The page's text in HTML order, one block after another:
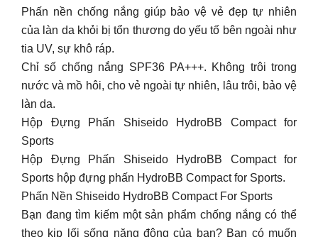
Phấn nền chống nắng giúp bảo vệ vẻ đẹp tự nhiên
của làn da khỏi bị tổn thương do yếu tố bên ngoài như
tia UV, sự khô ráp.
Chỉ số chống nắng SPF36 PA+++. Không trôi trong
nước và mồ hôi, cho vẻ ngoài tự nhiên, lâu trôi, bảo vệ
làn da.
Hộp Đựng Phấn Shiseido HydroBB Compact for
Sports
Hộp Đựng Phấn Shiseido HydroBB Compact for
Sports hộp đựng phấn HydroBB Compact for Sports.
Phấn Nền Shiseido HydroBB Compact For Sports
Bạn đang tìm kiếm một sản phẩm chống nắng có thể
theo kịp lối sống năng động của bạn? Bạn có muốn